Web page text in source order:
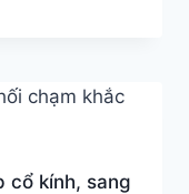
cổ kính, sang